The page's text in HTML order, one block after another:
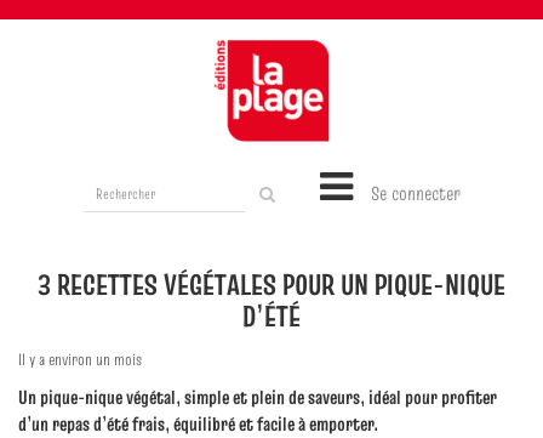
Se connecter
3 RECETTES VÉGÉTALES POUR UN PIQUE‑NIQUE
D’ÉTÉ
Il y a environ un mois
Un pique‑nique végétal, simple et plein de saveurs, idéal pour profiter
d’un repas d’été frais, équilibré et facile à emporter.